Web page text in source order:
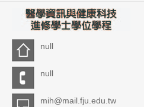
null
null
mih@mail.fju.edu.tw